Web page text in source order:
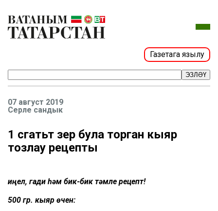
Газетага язылу
ЭЗЛӘҮ
07 август 2019
Серле сандык
1 сәгатьтә әзер була торган кыяр
тозлау рецепты
Җиңел, гади һәм бик-бик тәмле рецепт!
500 гр. кыяр өчен: